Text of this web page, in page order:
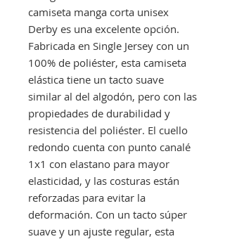
camiseta manga corta unisex
Derby es una excelente opción.
Fabricada en Single Jersey con un
100% de poliéster, esta camiseta
elástica tiene un tacto suave
similar al del algodón, pero con las
propiedades de durabilidad y
resistencia del poliéster. El cuello
redondo cuenta con punto canalé
1x1 con elastano para mayor
elasticidad, y las costuras están
reforzadas para evitar la
deformación. Con un tacto súper
suave y un ajuste regular, esta